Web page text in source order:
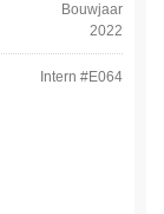
Bouwjaar
2022
Intern #E064